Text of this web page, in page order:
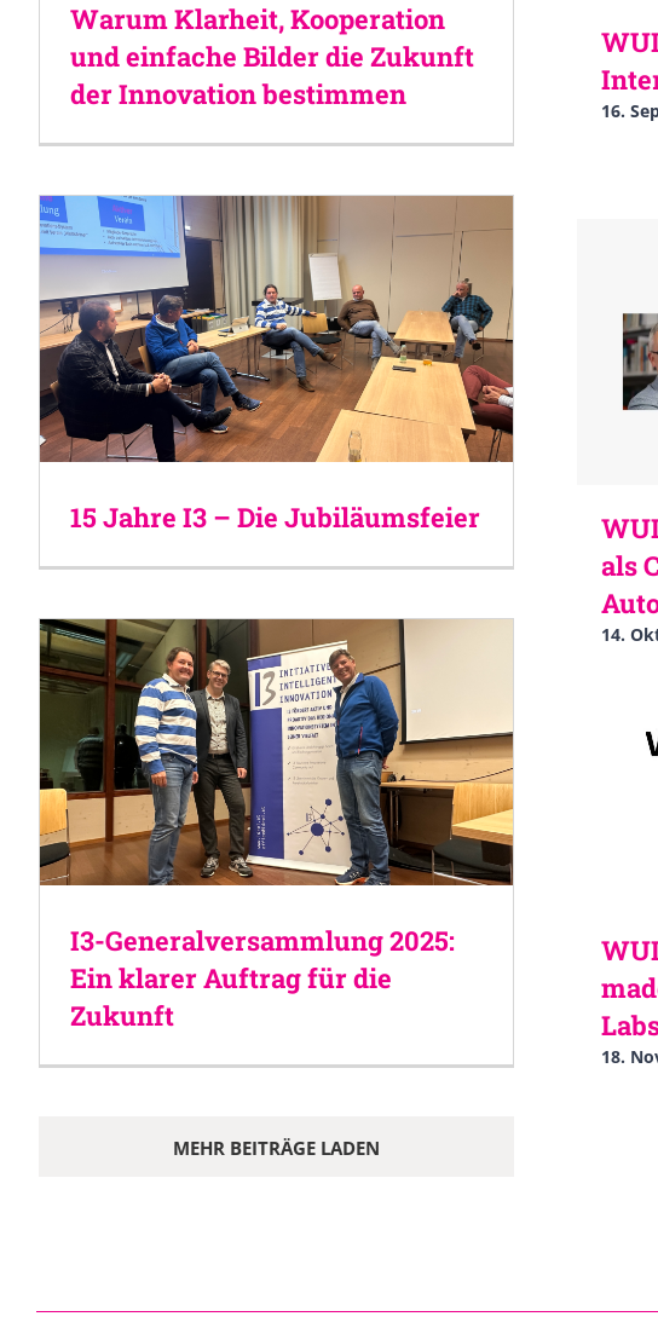
Warum Klarheit, Kooperation
und einfache Bilder die Zukunft
der Innovation bestimmen
15 Jahre I3 – Die Jubiläumsfeier
I3-Generalversammlung 2025:
Ein klarer Auftrag für die
Zukunft
MEHR BEITRÄGE LADEN
16.
als
14.
18.